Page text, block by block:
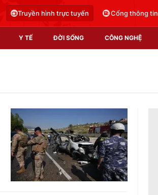
Truyền hình trực tuyến Cổng thông tin
Y TẾ ĐỜI SỐNG CÔNG NGHỆ
Shorts video
Podcast
EMagazine